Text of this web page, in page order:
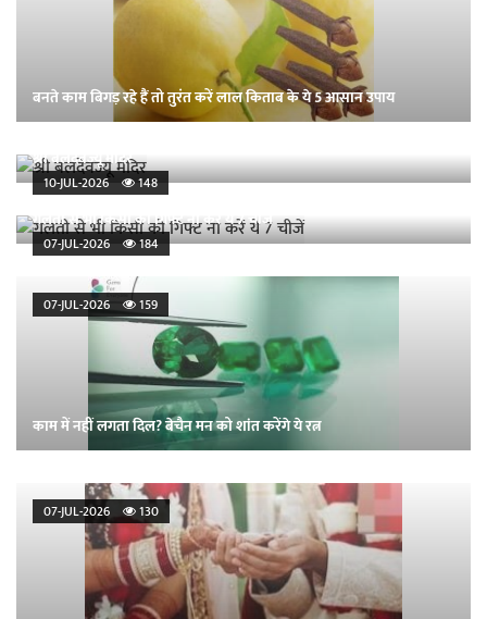
बनते काम बिगड़ रहे हैं तो तुरंत करें लाल किताब के ये 5 आसान उपाय
10-JUL-2026 148
श्री बलदेवज्यू मंदिर
07-JUL-2026 184
गलती से भी किसी को गिफ्ट ना करें ये 7 चीजें
07-JUL-2026 159
काम में नहीं लगता दिल? बेचैन मन को शांत करेंगे ये रत्न
07-JUL-2026 130